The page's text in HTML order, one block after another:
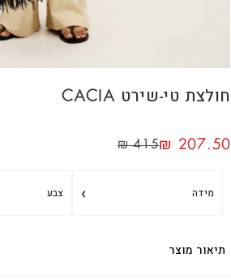
חולצת טי-שירט CACIA
₪415₪ 207.50
מידה › צבע
תיאור מוצר